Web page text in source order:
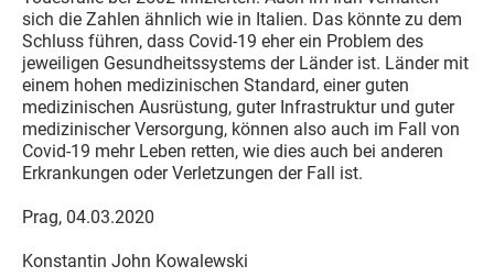
sich die Zahlen ähnlich wie in Italien. Das könnte zu dem
Schluss führen, dass Covid-19 eher ein Problem des
jeweiligen Gesundheitssystems der Länder ist. Länder mit
einem hohen medizinischen Standard, einer guten
medizinischen Ausrüstung, guter Infrastruktur und guter
medizinischer Versorgung, können also auch im Fall von
Covid-19 mehr Leben retten, wie dies auch bei anderen
Erkrankungen oder Verletzungen der Fall ist.
Prag, 04.03.2020
Konstantin John Kowalewski